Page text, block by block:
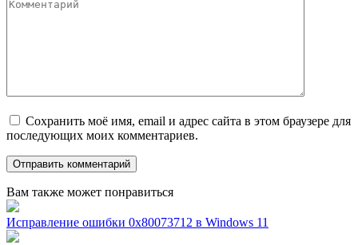
Сохранить моё имя, email и адрес сайта в этом браузере для
последующих моих комментариев.
Вам также может понравиться
Исправление ошибки 0x80073712 в Windows 11